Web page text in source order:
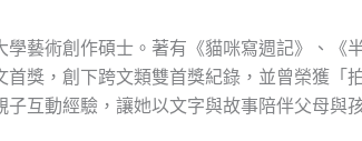
藝術創作碩士。著有《貓咪寫週記》、
獎，創下跨文類雙首獎紀錄，並曾榮獲
互動經驗，讓她以文字與故事陪伴父母與